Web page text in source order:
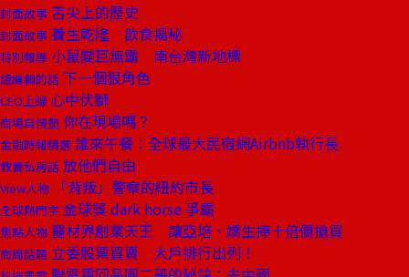
封面故事 舌尖上的歷史
封面故事 養生乾隆 飲食揭秘
特別報導 小鼠變巨無霸 南台灣新地標
總編輯的話 下一個狠角色
CEO上線 心中伏獅
商場自慢塾 你在現場嗎？
金融時報精選 誰來午餐：全球最大民宿網Airbnb執行長
教養私房話 放他們自由
View人物 「背叛」警察的紐約市長
全球熱門字 金球獎 dark horse 爭霸
焦點人物 醫材界創業天王 讓亞培、嬌生捧十倍價搶買
商周話題 立委股票買賣 大戶排行出列！